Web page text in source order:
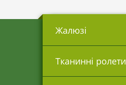
Жалюзі
Тканинні ролети